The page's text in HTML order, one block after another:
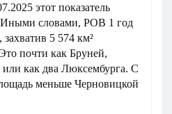
этот показатель
Иными словами, РОВ 1 год
5 574 км²
почти как Бруней,
как два Люксембурга. С
меньше Черновицкой